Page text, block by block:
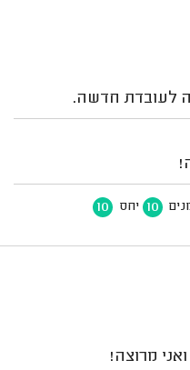
לעובדת חדשה.
10 יחס 10
מרוצה!